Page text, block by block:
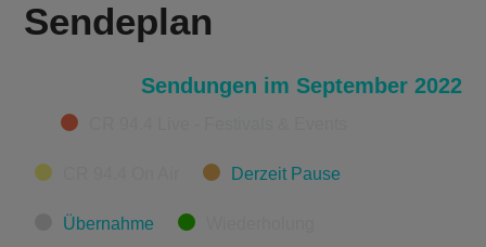
Sendeplan
Sendungen im September 2022
Categories
Derzeit Pause
Übernahme